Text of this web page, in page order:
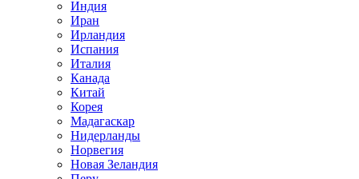
Индия
Иран
Ирландия
Испания
Италия
Канада
Китай
Корея
Мадагаскар
Нидерланды
Норвегия
Новая Зеландия